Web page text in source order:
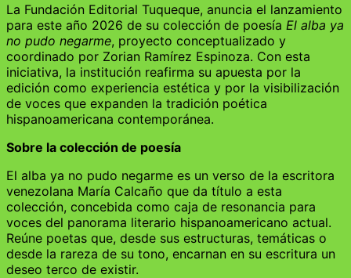
La Fundación Editorial Tuqueque, anuncia el lanzamiento
para este año 2026 de su colección de poesía El alba ya
no pudo negarme, proyecto conceptualizado y
coordinado por Zorian Ramírez Espinoza. Con esta
iniciativa, la institución reafirma su apuesta por la
edición como experiencia estética y por la visibilización
de voces que expanden la tradición poética
hispanoamericana contemporánea.
Sobre la colección de poesía
El alba ya no pudo negarme es un verso de la escritora
venezolana María Calcaño que da título a esta
colección, concebida como caja de resonancia para
voces del panorama literario hispanoamericano actual.
Reúne poetas que, desde sus estructuras, temáticas o
desde la rareza de su tono, encarnan en su escritura un
deseo terco de existir.